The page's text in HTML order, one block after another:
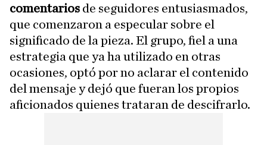
comentarios de seguidores entusiasmados,
que comenzaron a especular sobre el
significado de la pieza. El grupo, fiel a una
estrategia que ya ha utilizado en otras
ocasiones, optó por no aclarar el contenido
del mensaje y dejó que fueran los propios
aficionados quienes trataran de descifrarlo.